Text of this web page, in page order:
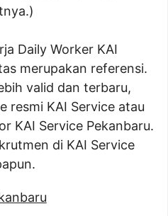
Daily Worker KAI
merupakan referensi.
valid dan terbaru,
resmi KAI Service atau
KAI Service Pekanbaru.
di KAI Service